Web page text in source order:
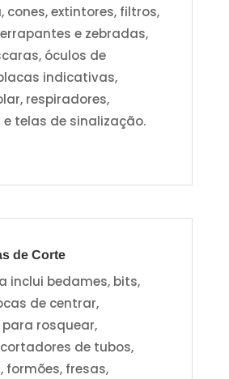
cones, extintores, filtros,
e zebradas,
óculos de
indicativas,
respiradores,
telas de sinalização.
de Corte
inclui bedames, bits,
de centrar,
rosquear,
de tubos,
formões, fresas,